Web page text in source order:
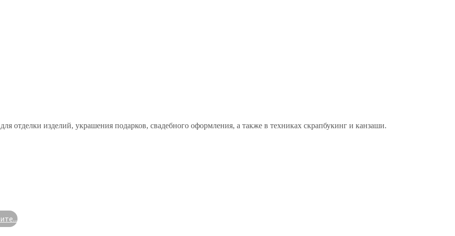
отделки изделий, украшения подарков, свадебного оформления, а также в техниках скрапбукинг и канзаши.